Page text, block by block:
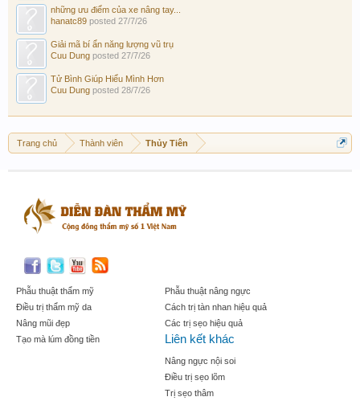
những ưu điểm của xe nâng tay...
hanatc89 posted 27/7/26
Giải mã bí ẩn năng lượng vũ trụ
Cuu Dung posted 27/7/26
Tử Bình Giúp Hiểu Mình Hơn
Cuu Dung posted 28/7/26
Trang chủ Thành viên Thủy Tiên
Phẫu thuật thẩm mỹ
Điều trị thẩm mỹ da
Nâng mũi đẹp
Tạo mà lúm đồng tiền
Phẫu thuật nâng ngực
Cách trị tàn nhan hiệu quả
Các trị sẹo hiệu quả
Liên kết khác
Nâng ngực nội soi
Điều trị sẹo lõm
Trị sẹo thâm